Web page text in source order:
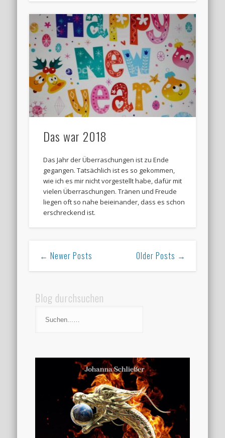
Das war 2018
Das Jahr der Überraschungen ist zu Ende
gegangen. Tatsächlich ist es so gekommen,
wie ich es mir nicht vorgestellt habe, dafür mit
vielen Überraschungen. Tränen und Freude
liegen oft so nahe beieinander, dass es schon
erschreckend ist.
← Newer Posts Older Posts →
Blog durchsuchen